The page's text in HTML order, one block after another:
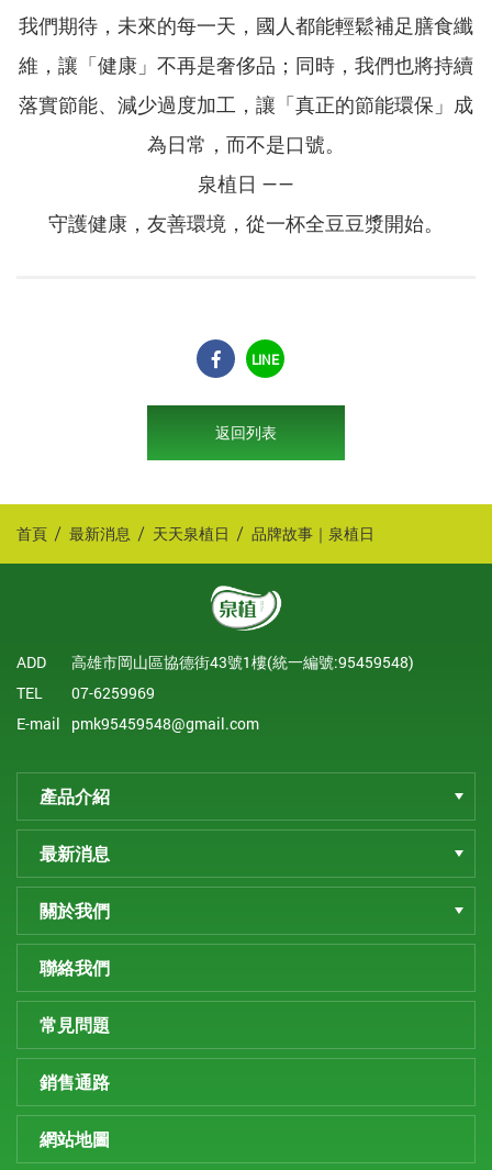
我們期待，未來的每一天，國人都能輕鬆補足膳食纖
維，讓「健康」不再是奢侈品；同時，我們也將持續
落實節能、減少過度加工，讓「真正的節能環保」成
為日常，而不是口號。
泉植日 ——
守護健康，友善環境，從一杯全豆豆漿開始。
LINE
返回列表
首頁 最新消息 天天泉植日 品牌故事｜泉植日
ADD
高雄市岡山區協德街43號1樓(統一編號:95459548)
TEL
07-6259969
E-mail
pmk95459548@gmail.com
產品介紹
最新消息
關於我們
聯絡我們
常見問題
銷售通路
網站地圖